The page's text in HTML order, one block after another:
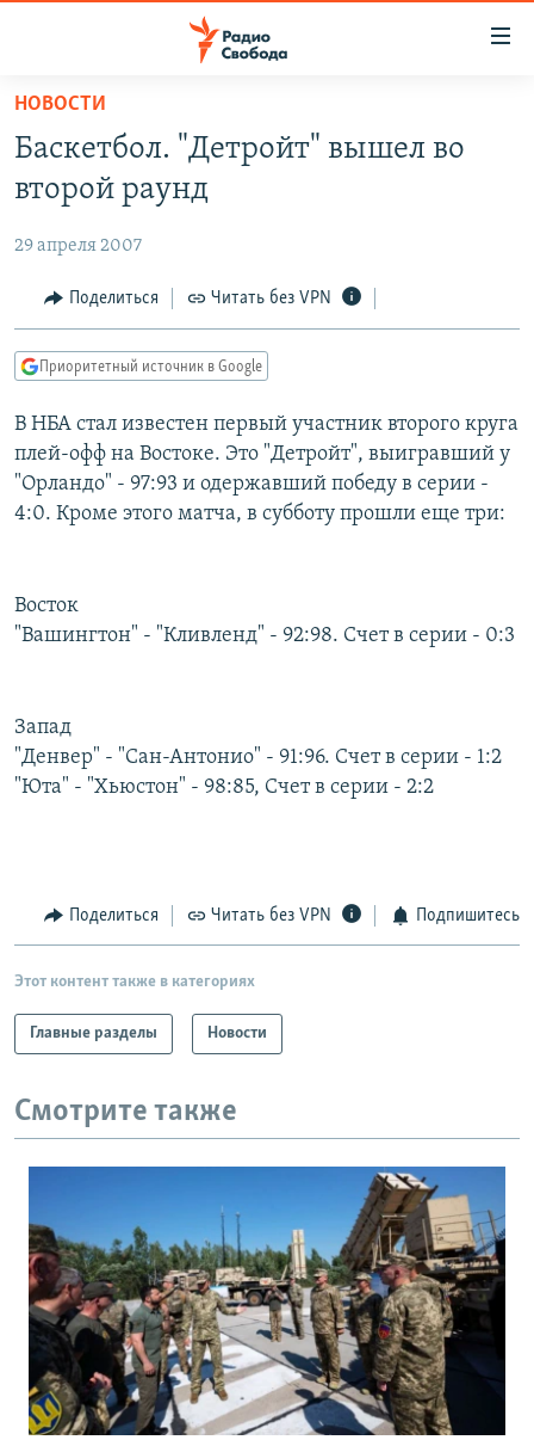
упрощенного
доступа
основному
Вернутся
главной
навигации
Вернутся
поиску
ПРОГРАММЫ
АВТОРСКИЕ ПРОЕКТЫ
ЦИТАТЫ СВОБОДЫ
МНЕНИЯ
IDEL.РЕАЛИИ
КАВКАЗ.РЕАЛИИ
СЕВЕР.РЕАЛИИ
СИБИРЬ.РЕАЛИИ
ПОДПИШИТЕСЬ НА РАССЫЛКУ
НОВОСТИ
Баскетбол. "Детройт" вышел во
второй раунд
29 апреля 2007
Поделиться Читать без VPN
Приоритетный источник в Google
В НБА стал известен первый участник второго круга
плей-офф на Востоке. Это "Детройт", выигравший у
"Орландо" - 97:93 и одержавший победу в серии -
4:0. Кроме этого матча, в субботу прошли еще три:
Восток
"Вашингтон" - "Кливленд" - 92:98. Счет в серии - 0:3
Запад
"Денвер" - "Сан-Антонио" - 91:96. Счет в серии - 1:2
"Юта" - "Хьюстон" - 98:85, Счет в серии - 2:2
Поделиться Читать без VPN Подпишитесь
Этот контент также в категориях
Главные разделы Новости
Смотрите также